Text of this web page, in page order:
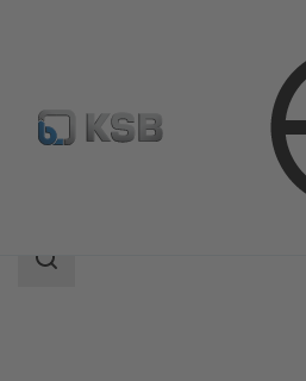
Каталог продукции
Область